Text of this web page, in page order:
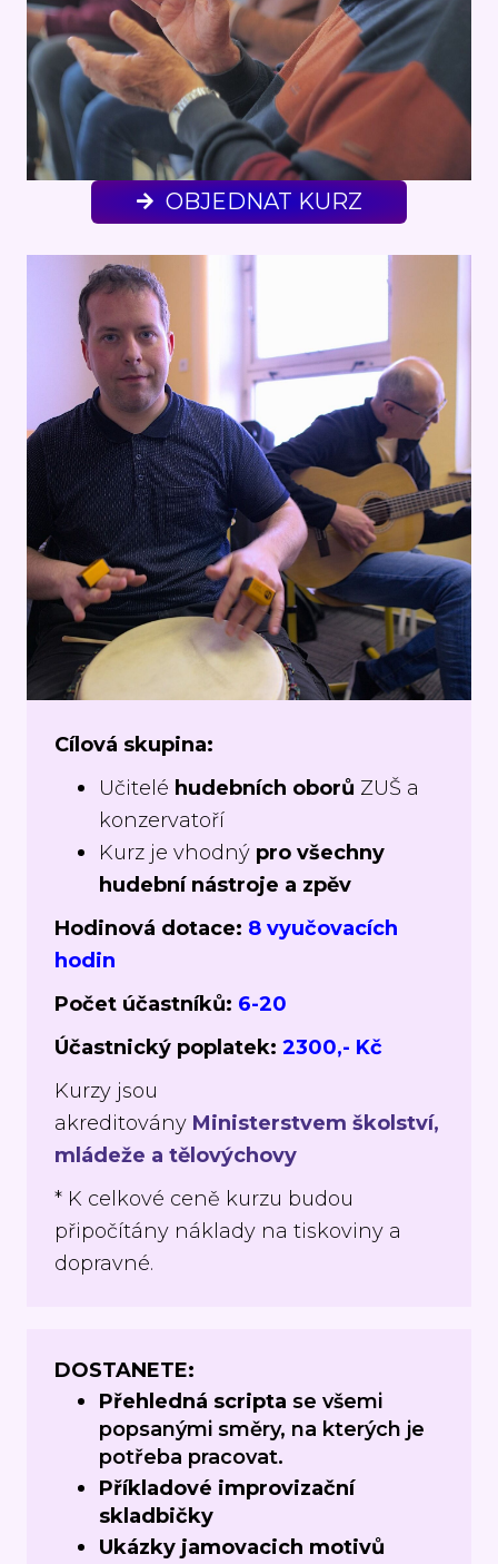
OBJEDNAT KURZ
Cílová skupina:
Učitelé hudebních oborů ZUŠ a
konzervatoří
Kurz je vhodný pro všechny
hudební nástroje a zpěv
Hodinová dotace: 8 vyučovacích
hodin
Počet účastníků: 6-20
Účastnický poplatek: 2300,- Kč
Kurzy jsou
akreditovány Ministerstvem školství,
mládeže a tělovýchovy
* K celkové ceně kurzu budou
připočítány náklady na tiskoviny a
dopravné.
DOSTANETE:
Přehledná scripta se všemi
popsanými směry, na kterých je
potřeba pracovat.
Příkladové improvizační
skladbičky
Ukázky jamovacich motivů